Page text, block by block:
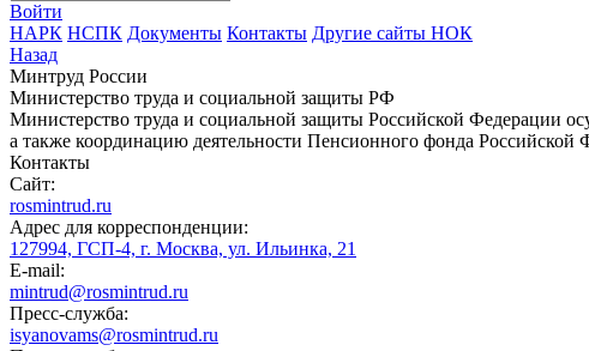
Войти
НАРК НСПК Документы Контакты Другие сайты НОК
Назад
Минтруд России
Министерство труда и социальной защиты РФ
Министерство труда и социальной защиты Российской Федерации
а также координацию деятельности Пенсионного фонда
Контакты
Сайт:
rosmintrud.ru
Адрес для корреспонденции:
127994, ГСП-4, г. Москва, ул. Ильинка, 21
E-mail:
mintrud@rosmintrud.ru
Пресс-служба:
isyanovams@rosmintrud.ru